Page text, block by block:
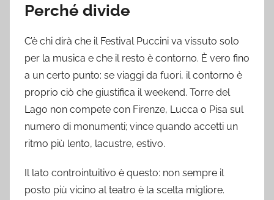
Perché divide
C’è chi dirà che il Festival Puccini va vissuto solo
per la musica e che il resto è contorno. È vero fino
a un certo punto: se viaggi da fuori, il contorno è
proprio ciò che giustifica il weekend. Torre del
Lago non compete con Firenze, Lucca o Pisa sul
numero di monumenti; vince quando accetti un
ritmo più lento, lacustre, estivo.
Il lato controintuitivo è questo: non sempre il
posto più vicino al teatro è la scelta migliore.